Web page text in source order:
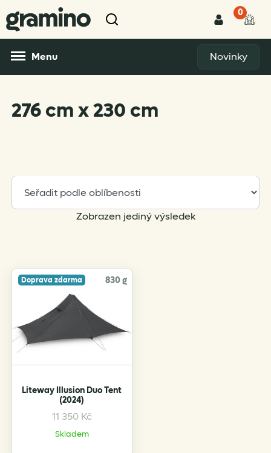
0
Menu Novinky
276 cm x 230 cm
Zobrazen jediný výsledek
Doprava zdarma 830 g
Liteway Illusion Duo Tent
(2024)
11 350 Kč
Skladem
This
product